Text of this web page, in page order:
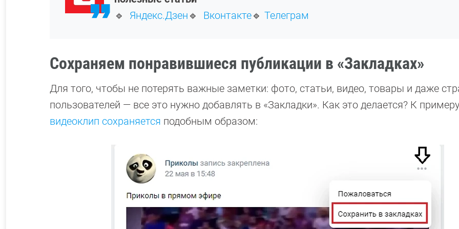
🔹 Яндекс.Дзен🔹 Вконтакте🔹 Телеграм
Сохраняем понравившиеся публикации в «Закладках»
Для того, чтобы не потерять важные заметки: фото, статьи, видео, товары и даже
пользователей — все это нужно добавлять в «Закладки». Как это делается? К
видеоклип сохраняется подобным образом: